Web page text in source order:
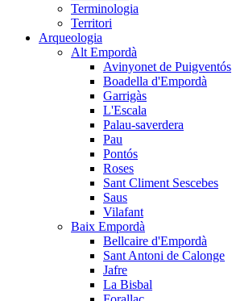
Terminologia
Territori
Arqueologia
Alt Empordà
Avinyonet de Puigventós
Boadella d'Empordà
Garrigàs
L'Escala
Palau-saverdera
Pau
Pontós
Roses
Sant Climent Sescebes
Saus
Vilafant
Baix Empordà
Bellcaire d'Empordà
Sant Antoni de Calonge
Jafre
La Bisbal